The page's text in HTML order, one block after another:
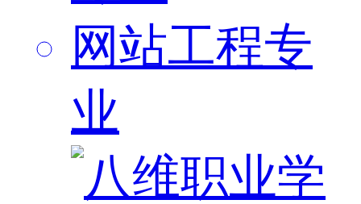
网站工程专
业